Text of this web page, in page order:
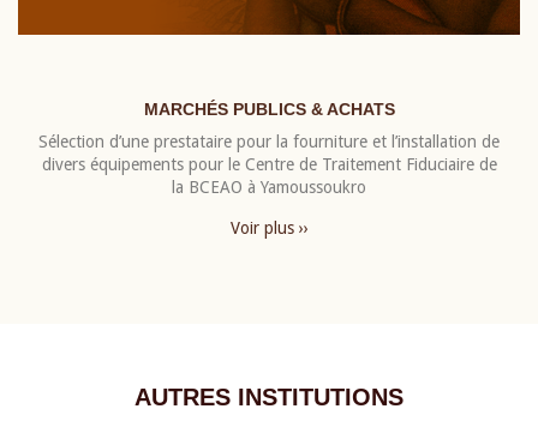
MARCHÉS PUBLICS & ACHATS
Sélection d’une prestataire pour la fourniture et l’installation de
divers équipements pour le Centre de Traitement Fiduciaire de
la BCEAO à Yamoussoukro
Voir plus ››
AUTRES INSTITUTIONS